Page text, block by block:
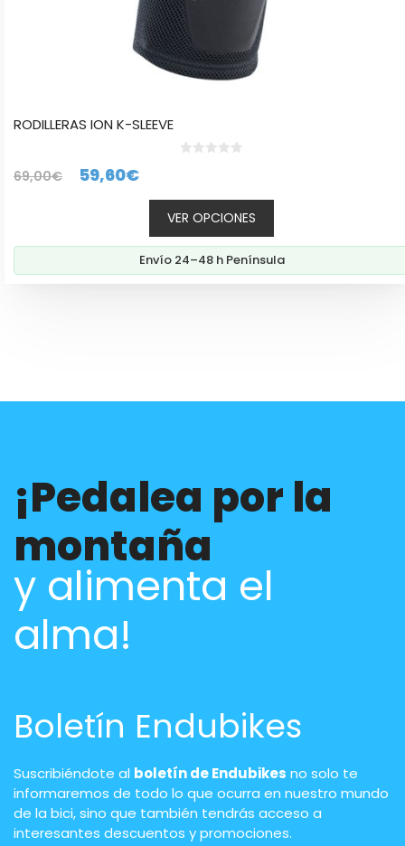
RODILLERAS ION K-SLEEVE
69,00€
El
era:
69,00€.
59,60€El
precio
actual
es:
59,60€.
VER OPCIONES
Envío 24–48 h Península
¡Pedalea por la
montaña
y alimenta el
alma!
Boletín Endubikes
Suscribiéndote al boletín de Endubikes no solo te
informaremos de todo lo que ocurra en nuestro mundo
de la bici, sino que también tendrás acceso a
interesantes descuentos y promociones.